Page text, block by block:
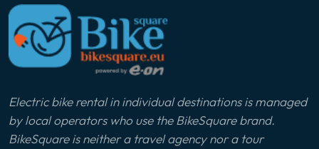
Electric bike rental in individual destinations is managed
by local operators who use the BikeSquare brand.
BikeSquare is neither a travel agency nor a tour